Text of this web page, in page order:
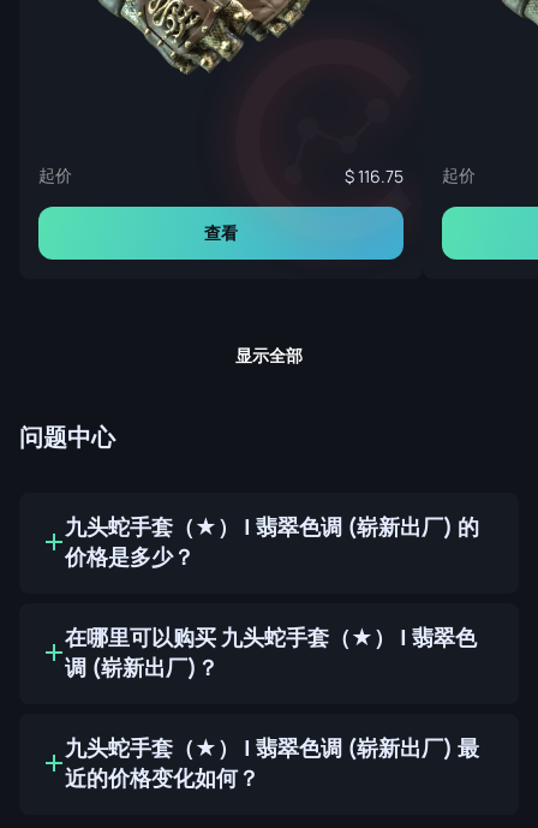
起价 116.75
查看
起价
显示全部
问题中心
九头蛇手套（★） | 翡翠色调 (崭新出厂) 的
价格是多少？
在哪里可以购买 九头蛇手套（★） | 翡翠色
调 (崭新出厂)？
九头蛇手套（★） | 翡翠色调 (崭新出厂) 最
近的价格变化如何？